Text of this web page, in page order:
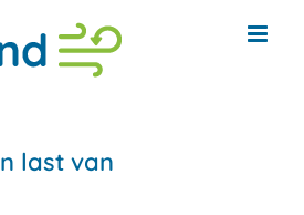
last van